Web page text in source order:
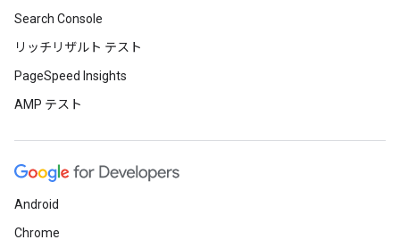
Search Console
リッチリザルト テスト
PageSpeed Insights
AMP テスト
Android
Chrome